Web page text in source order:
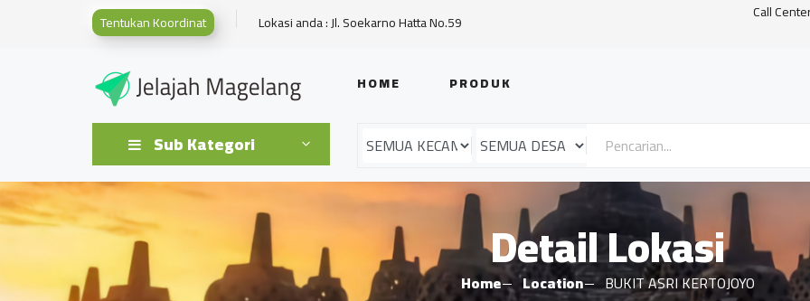
Tentukan Koordinat Lokasi anda : Jl. Soekarno Hatta No.59 Call
HOME PRODUK
Sub Kategori
Detail Lokasi
Home Location BUKIT ASRI KERTOJOYO